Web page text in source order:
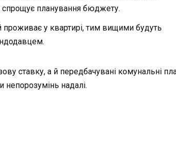
спрощує планування бюджету.
у квартирі, тим вищими будуть
ставку, а й передбачувані комунальні
надалі.